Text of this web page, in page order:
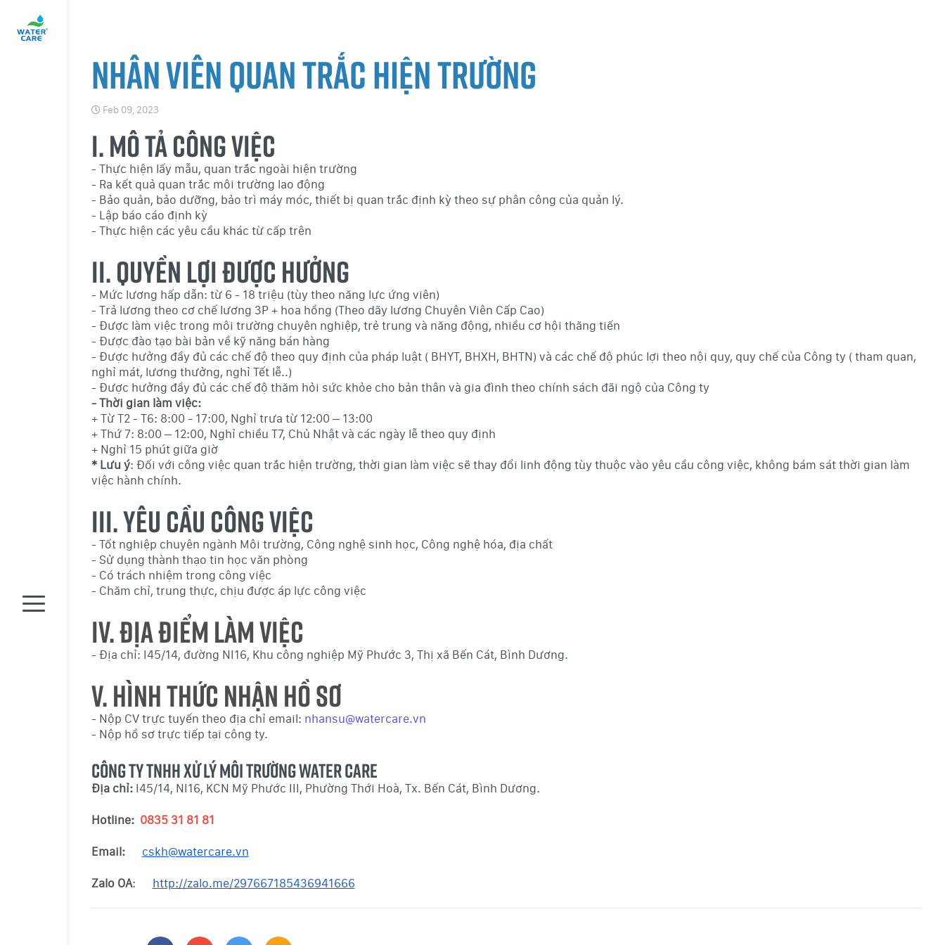
Nhân viên quan trắc hiện trường
Feb 09, 2023
I. MÔ TẢ CÔNG VIỆC
- Thực hiện lấy mẫu, quan trắc ngoài hiện trường
- Ra kết quả quan trắc môi trường lao động
- Bảo quản, bảo dưỡng, bảo trì máy móc, thiết bị quan trắc định kỳ theo sự phân công của quản lý.
- Lập báo cáo định kỳ
- Thực hiện các yêu cầu khác từ cấp trên
II. QUYỀN LỢI ĐƯỢC HƯỞNG
- Mức lương hấp dẫn: từ 6 - 18 triệu (tùy theo năng lực ứng viên)
- Trả lương theo cơ chế lương 3P + hoa hồng (Theo dãy lương Chuyên Viên Cấp Cao)
- Được làm việc trong môi trường chuyên nghiệp, trẻ trung và năng động, nhiều cơ hội thăng tiến
- Được đào tạo bài bản về kỹ năng bán hàng
- Được hưởng đầy đủ các chế độ theo quy định của pháp luật ( BHYT, BHXH, BHTN) và các chế độ phúc lợi theo nội quy, quy chế của Công ty ( tham quan,
nghỉ mát, lương thưởng, nghỉ Tết lễ..)
- Được hưởng đầy đủ các chế độ thăm hỏi sức khỏe cho bản thân và gia đình theo chính sách đãi ngộ của Công ty
- Thời gian làm việc:
+ Từ T2 - T6: 8:00 - 17:00, Nghỉ trưa từ 12:00 – 13:00
+ Thứ 7: 8:00 – 12:00, Nghỉ chiều T7, Chủ Nhật và các ngày lễ theo quy định
+ Nghỉ 15 phút giữa giờ
* Lưu ý: Đối với công việc quan trắc hiện trường, thời gian làm việc sẽ thay đổi linh động tùy thuộc vào yêu cầu công việc, không bám sát thời gian làm
việc hành chính.
III. YÊU CẦU CÔNG VIỆC
- Tốt nghiệp chuyên ngành Môi trường, Công nghệ sinh học, Công nghệ hóa, địa chất
- Sử dụng thành thạo tin học văn phòng
- Có trách nhiệm trong công việc
- Chăm chỉ, trung thực, chịu được áp lực công việc
IV. ĐỊA ĐIỂM LÀM VIỆC
- Địa chỉ: I45/14, đường NI16, Khu công nghiệp Mỹ Phước 3, Thị xã Bến Cát, Bình Dương.
V. HÌNH THỨC NHẬN HỒ SƠ
- Nộp CV trực tuyến theo địa chỉ email: nhansu@watercare.vn
- Nộp hồ sơ trực tiếp tại công ty.
CÔNG TY TNHH XỬ LÝ MÔI TRƯỜNG WATER CARE
Địa chỉ: I45/14, NI16, KCN Mỹ Phước III, Phường Thới Hoà, Tx. Bến Cát, Bình Dương.
Hotline: 0835 31 81 81
Email: cskh@watercare.vn
Zalo OA: http://zalo.me/297667185436941666